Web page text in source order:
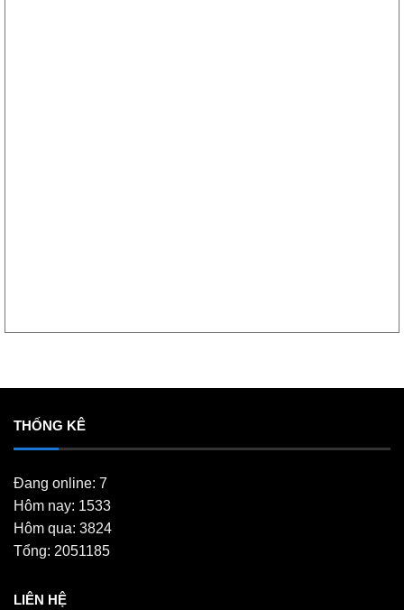
THỐNG KÊ
Đang online: 7
Hôm nay: 1533
Hôm qua: 3824
Tổng: 2051185
LIÊN HỆ